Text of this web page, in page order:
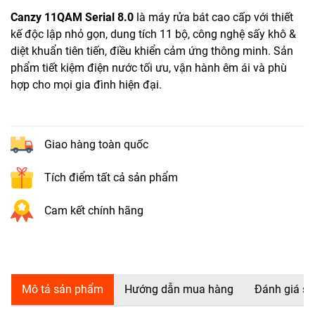
Canzy 11QAM Serial 8.0 là máy rửa bát cao cấp với thiết
kế độc lập nhỏ gọn, dung tích 11 bộ, công nghệ sấy khô &
diệt khuẩn tiên tiến, điều khiển cảm ứng thông minh. Sản
phẩm tiết kiệm điện nước tối ưu, vận hành êm ái và phù
hợp cho mọi gia đình hiện đại.
Giao hàng toàn quốc
Tích điểm tất cả sản phẩm
Cam kết chính hãng
Mô tả sản phẩm Hướng dẫn mua hàng Đánh giá